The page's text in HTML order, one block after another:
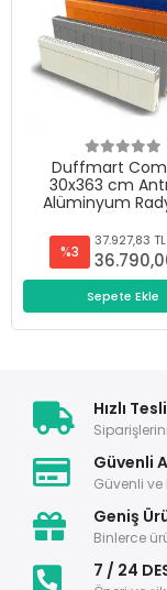
Duffmart
30x363 cm
Alüminyum
%3
37.927,83 TL
Sepete Ekle
Hızlı
Güvenli
Güvenli
Geniş
Binlerce
7 / 24